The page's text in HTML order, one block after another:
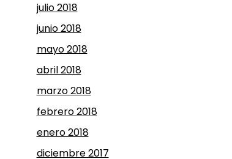
julio 2018
junio 2018
mayo 2018
abril 2018
marzo 2018
febrero 2018
enero 2018
diciembre 2017